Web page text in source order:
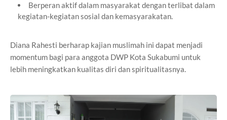
Berperan aktif dalam masyarakat dengan terlibat dalam
kegiatan-kegiatan sosial dan kemasyarakatan.
Diana Rahesti berharap kajian muslimah ini dapat menjadi
momentum bagi para anggota DWP Kota Sukabumi untuk
lebih meningkatkan kualitas diri dan spiritualitasnya.